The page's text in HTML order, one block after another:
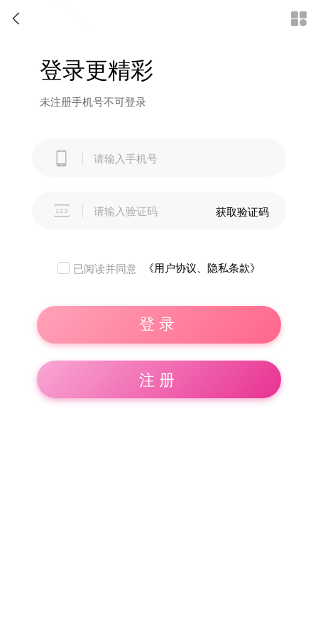

登录更精彩
未注册手机号不可登录
 获取验证码
已阅读并同意 《用户协议、隐私条款》
登录
注册
